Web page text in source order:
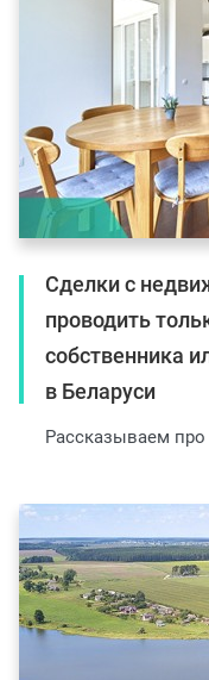
Сделки с
проводить
собственника
в Беларуси
Рассказываем